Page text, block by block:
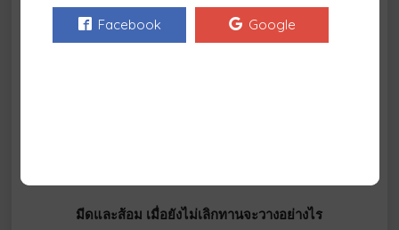
ซ้ายหรือมือขวา ก็ให้ใช้วิธีเดียวกันกับการถือช้อน
มีดและส้อม เมื่อยังไม่เลิกทานจะวางอย่างไร
Facebook Google